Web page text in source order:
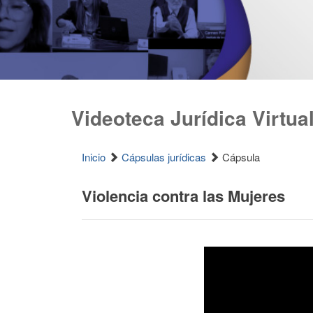
Videoteca Jurídica
Inicio Cápsulas jurídicas Cápsula
Violencia contra las Mujeres